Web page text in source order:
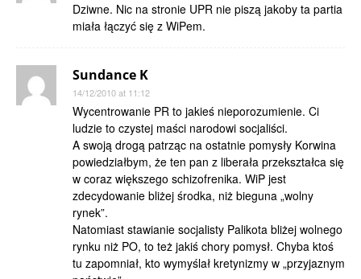
Dziwne. Nic na stronie UPR nie piszą jakoby ta partia
miała łączyć się z WiPem.
Sundance K
14/12/2010 at 11:12
Wycentrowanie PR to jakieś nieporozumienie. Ci
ludzie to czystej maści narodowi socjaliści.
A swoją drogą patrząc na ostatnie pomysły Korwina
powiedziałbym, że ten pan z liberała przekształca się
w coraz większego schizofrenika. WiP jest
zdecydowanie bliżej środka, niż bieguna „wolny
rynek”.
Natomiast stawianie socjalisty Palikota bliżej wolnego
rynku niż PO, to też jakiś chory pomysł. Chyba ktoś
tu zapomniał, kto wymyślał kretynizmy w „przyjaznym